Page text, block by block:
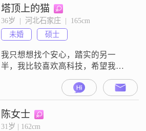
绕弯子。同时我也比较温柔体贴，
善解人意，能站在别人的角度去考
虑问题。对待感情和生活，我是一
个真诚可靠的人，情绪比较稳定，
不会无缘无故发脾气。在生活态度
上，
塔顶上的猫
36岁  |  河北石家庄  |  165cm
未婚
硕士
我只想想找个安心，踏实的另一
半，我比较喜欢高科技，希望我们
可以一起切磋，产生爱好，我要求
不多，希望可以互相关爱，研究生
以上学历，请加我的微信
陈女士
31岁 | 162cm